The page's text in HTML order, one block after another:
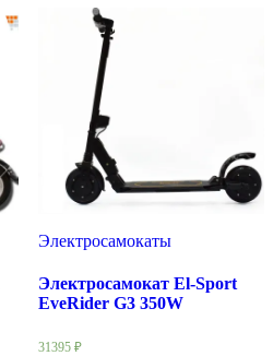
Электросамокаты
Электросамокат El-Sport
EveRider G3 350W
31395 ₽